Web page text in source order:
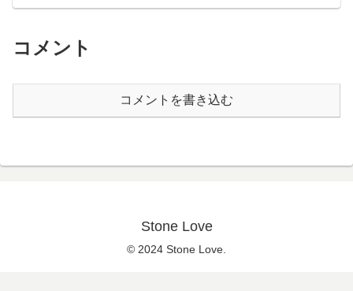
コメント
コメントを書き込む
Stone Love
© 2024 Stone Love.